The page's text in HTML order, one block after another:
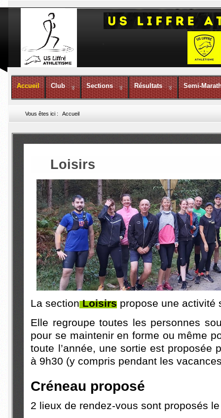
Accueil Club Sections Résultats Semi-
Vous êtes ici :Accueil
Loisirs
La sectionLoisirs propose une activité
Elle regroupe toutes les personnes
pour se maintenir en forme ou même
toute l’année, une sortie est proposée
à 9h30 (y compris pendant les
Créneau proposé
2 lieux de rendez-vous sont proposés